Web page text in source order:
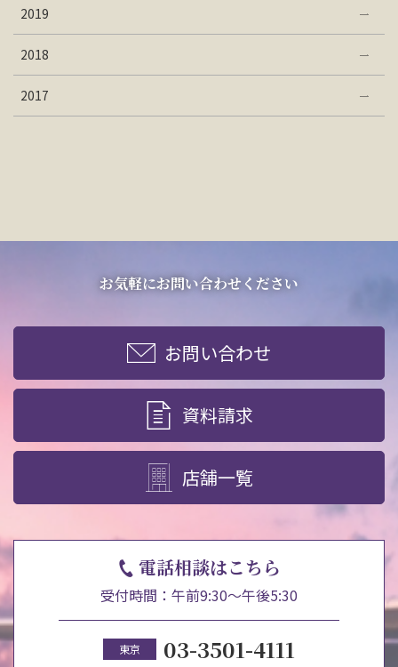
2019
2018
2017
お気軽にお問い合わせください
お問い合わせ
資料請求
店舗一覧
電話相談はこちら
受付時間：午前9:30～午後5:30
東京 03-3501-4111